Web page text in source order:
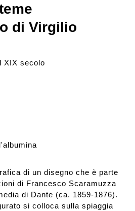
di Virgilio
XIX secolo
di un disegno che è parte
di Francesco Scaramuzza
di Dante (ca. 1859-1876).
si colloca sulla spiaggia